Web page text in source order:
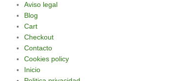
Aviso legal
Blog
Cart
Checkout
Contacto
Cookies policy
Inicio